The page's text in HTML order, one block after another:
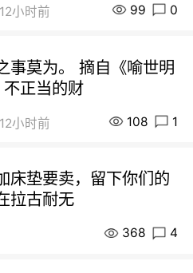
12小时前 99 0
事莫为。 摘自《喻世明
不正当的财
12小时前 108 1
床垫要卖，留下你们的
拉古耐无
368 4